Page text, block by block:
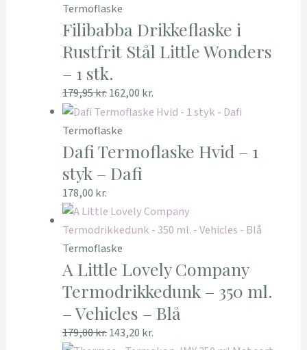
Termoflaske
Filibabba Drikkeflaske i
Rustfrit Stål Little Wonders
– 1 stk.
179,95kr.162,00 kr.
Termoflaske
Dafi Termoflaske Hvid – 1
styk – Dafi
178,00 kr.
Termoflaske
A Little Lovely Company
Termodrikkedunk – 350 ml.
– Vehicles – Blå
179,00kr.143,20 kr.